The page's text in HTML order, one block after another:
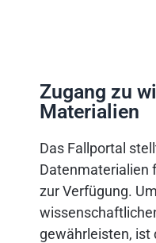
Zugang zu
Materialien
Das Fallportal
Datenmaterialien
zur Verfügung.
gewährleisten, ist